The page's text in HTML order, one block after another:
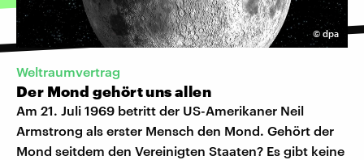
© dpa
Weltraumvertrag
Der Mond gehört uns allen
Am 21. Juli 1969 betritt der US-Amerikaner Neil
Armstrong als erster Mensch den Mond. Gehört der
Mond seitdem den Vereinigten Staaten? Es gibt keine